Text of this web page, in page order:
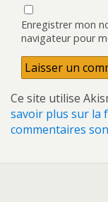
Enregistrer mon
navigateur pour
Ce site utilise
savoir plus sur la
commentaires